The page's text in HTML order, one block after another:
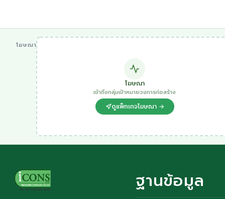
โฆษณา
โฆษณา
เข้าถึงกลุ่มเป้าหมายวงการก่อสร้าง
ดูแพ็กเกจโฆษณา →
ฐานข้อมูล